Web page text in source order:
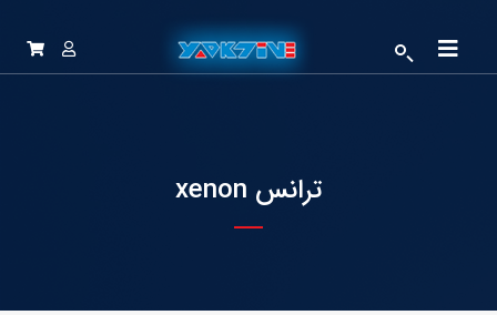
ترانس xenon